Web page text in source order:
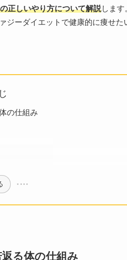
正しいやり方について解説します
ジーダイエットで健康的に痩せた
の仕組み
る体の仕組み